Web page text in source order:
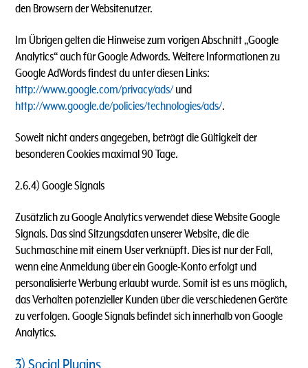
den Browsern der Websitenutzer.
Im Übrigen gelten die Hinweise zum vorigen Abschnitt „Google
Analytics“ auch für Google Adwords. Weitere Informationen zu
Google AdWords findest du unter diesen Links:
http://www.google.com/privacy/ads/ und
http://www.google.de/policies/technologies/ads/.
Soweit nicht anders angegeben, beträgt die Gültigkeit der
besonderen Cookies maximal 90 Tage.
2.6.4) Google Signals
Zusätzlich zu Google Analytics verwendet diese Website Google
Signals. Das sind Sitzungsdaten unserer Website, die die
Suchmaschine mit einem User verknüpft. Dies ist nur der Fall,
wenn eine Anmeldung über ein Google-Konto erfolgt und
personalisierte Werbung erlaubt wurde. Somit ist es uns möglich,
das Verhalten potenzieller Kunden über die verschiedenen Geräte
zu verfolgen. Google Signals befindet sich innerhalb von Google
Analytics.